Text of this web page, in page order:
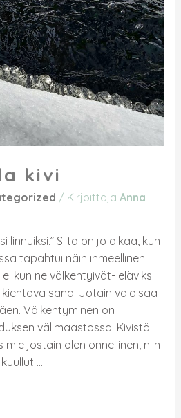
kivi
/ Kirjoittaja Anna
linnuiksi.” Siitä on jo aikaa, kun
tapahtui näin ihmeellinen
kun ne välkehtyivät- eläviksi
kiehtova sana. Jotain valoisaa
Välkehtyminen on
välimaastossa. Kivistä
jostain olen onnellinen, niin
…